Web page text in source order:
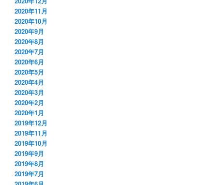
2020年11月
2020年10月
2020年9月
2020年8月
2020年7月
2020年6月
2020年5月
2020年4月
2020年3月
2020年2月
2020年1月
2019年12月
2019年11月
2019年10月
2019年9月
2019年8月
2019年7月